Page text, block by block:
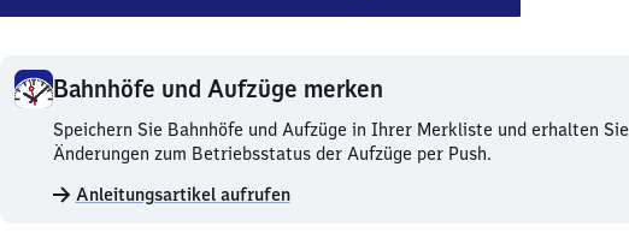
Bahnhöfe und Aufzüge merken
Bahnhöfe
und
merken.
Speichern Sie Bahnhöfe und Aufzüge in Ihrer Merkliste und erhalten Sie
Änderungen zum Betriebsstatus der Aufzüge per Push.
Anleitungsartikel aufrufen